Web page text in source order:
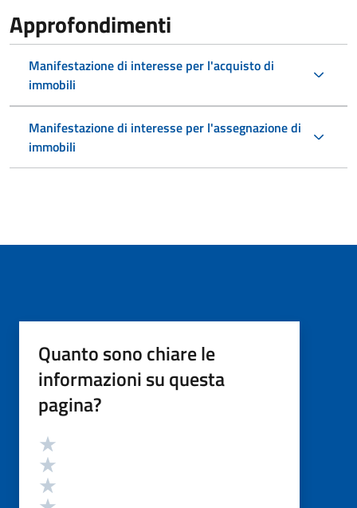
Approfondimenti
Manifestazione di interesse per l'acquisto di
immobili
Manifestazione di interesse per l'assegnazione di
immobili
Quanto sono chiare le
informazioni su questa
pagina?
Valutazione